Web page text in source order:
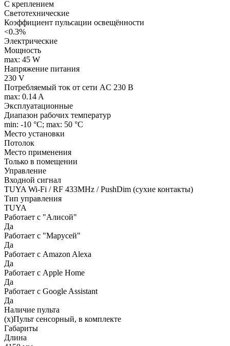
С креплением
Светотехнические
Коэффициент пульсации освещённости
<0.3%
Электрические
Мощность
max: 45 W
Напряжение питания
230 V
Потребляемый ток от сети AC 230 В
max: 0.14 A
Эксплуатационные
Диапазон рабочих температур
min: -10 °C; max: 50 °C
Место установки
Потолок
Место применения
Только в помещении
Управление
Входной сигнал
TUYA Wi-Fi / RF 433MHz / PushDim (сухие контакты)
Тип управления
TUYA
Работает с "Алисой"
Да
Работает с "Марусей"
Да
Работает с Amazon Alexa
Да
Работает с Apple Home
Да
Работает с Google Assistant
Да
Наличие пульта
(x)Пульт сенсорный, в комплекте
Габариты
Длина